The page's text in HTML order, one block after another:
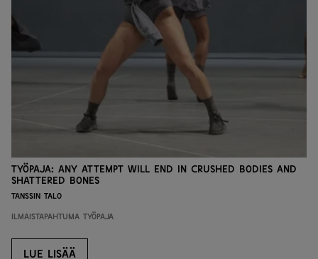
Työpaja: any attempt will end in crushed bodies and
shattered bones
Tanssin talo
Ilmaistapahtuma Työpaja
LUE LISÄÄ